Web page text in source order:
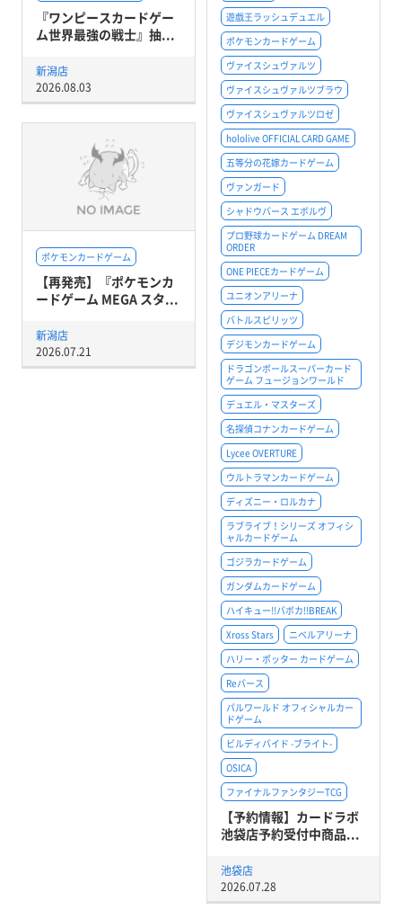
『ワンピースカードゲー
ム世界最強の戦士』抽...
新潟店
2026.08.03
遊戯王ラッシュデュエル
ポケモンカードゲーム
ヴァイスシュヴァルツ
ヴァイスシュヴァルツブラウ
ヴァイスシュヴァルツロゼ
hololive OFFICIAL CARD GAME
五等分の花嫁カードゲーム
ヴァンガード
シャドウバース エボルヴ
プロ野球カードゲーム DREAM
ORDER
ONE PIECEカードゲーム
ユニオンアリーナ
バトルスピリッツ
デジモンカードゲーム
ドラゴンボールスーパーカード
ゲーム フュージョンワールド
デュエル・マスターズ
名探偵コナンカードゲーム
Lycee OVERTURE
ウルトラマンカードゲーム
ディズニー・ロルカナ
ラブライブ！シリーズ オフィシ
ャルカードゲーム
ゴジラカードゲーム
ガンダムカードゲーム
ハイキュー!!バボカ!!BREAK
Xross Stars
ニベルアリーナ
ハリー・ポッター カードゲーム
Reバース
パルワールド オフィシャルカー
ドゲーム
ビルディバイド -ブライト-
OSICA
ファイナルファンタジーTCG
【予約情報】カードラボ
池袋店予約受付中商品...
池袋店
2026.07.28
ポケモンカードゲーム
【再発売】『ポケモンカ
ードゲーム MEGA スタ...
新潟店
2026.07.21